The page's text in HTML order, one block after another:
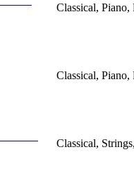
Classical,
Classical, Piano,
Classical,